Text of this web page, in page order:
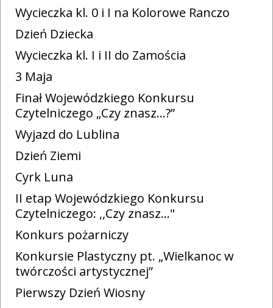
Wycieczka kl. 0 i I na Kolorowe Ranczo
Dzień Dziecka
Wycieczka kl. I i II do Zamościa
3 Maja
Finał Wojewódzkiego Konkursu
Czytelniczego „Czy znasz…?”
Wyjazd do Lublina
Dzień Ziemi
Cyrk Luna
II etap Wojewódzkiego Konkursu
Czytelniczego: ,,Czy znasz…"
Konkurs pożarniczy
Konkursie Plastyczny pt. „Wielkanoc w
twórczości artystycznej”
Pierwszy Dzień Wiosny